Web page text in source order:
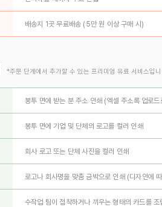
배송지 1곳 무료배송 (5만 원 이상 구매 시)
*주문 단계에서 추가할 수 있는 프리미엄 유료 서비스입
봉투 면에 받는 분 주소 인쇄 (엑셀 주소록 업로
봉투 면에 기업 및 단체의 로고를 컬러 인쇄
회사 로고 또는 단체 사진을 컬러 인쇄
로고나 회사명을 맞춤 금박으로 인쇄 (디자인에
수작업 팀이 접착하거나 끼우는 형태의 카드를 조